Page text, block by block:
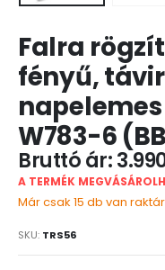
Falra
fényű,
W783-6
A TERMÉK
Már csak 15 db van
SKU: TRS56